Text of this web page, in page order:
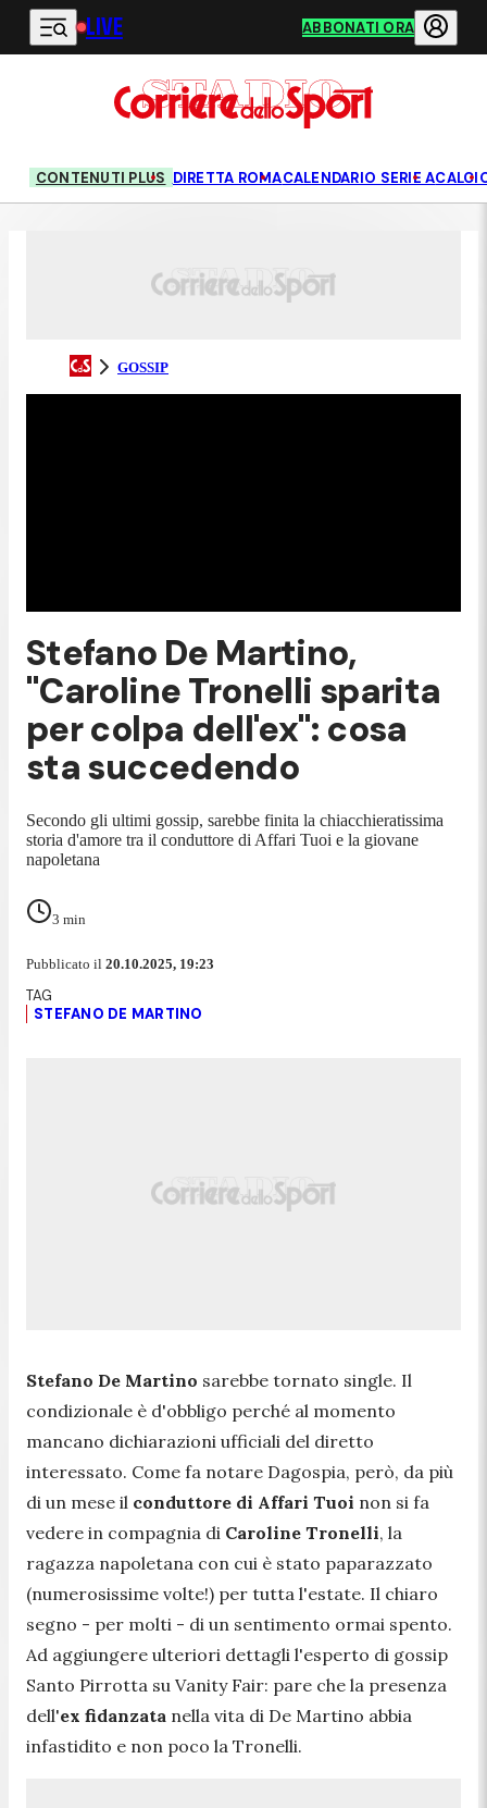
Vai al contenuto principale
LIVE ABBONATI ORA
CONTENUTI PLUS DIRETTA ROMACALENDARIO SERIE A
GOSSIP
Stefano De Martino,
"Caroline Tronelli sparita
per colpa dell'ex": cosa
sta succedendo
Secondo gli ultimi gossip, sarebbe finita la chiacchieratissima
storia d'amore tra il conduttore di Affari Tuoi e la giovane
napoletana
3 min
Pubblicato il 20.10.2025, 19:23
STEFANO DE MARTINO
Stefano De Martino sarebbe tornato single. Il
condizionale è d'obbligo perché al momento
mancano dichiarazioni ufficiali del diretto
interessato. Come fa notare Dagospia, però, da più
di un mese il conduttore di Affari Tuoi non si fa
vedere in compagnia di Caroline Tronelli, la
ragazza napoletana con cui è stato paparazzato
(numerosissime volte!) per tutta l'estate. Il chiaro
segno - per molti - di un sentimento ormai spento.
Ad aggiungere ulteriori dettagli l'esperto di gossip
Santo Pirrotta su Vanity Fair: pare che la presenza
dell'ex fidanzata nella vita di De Martino abbia
infastidito e non poco la Tronelli.